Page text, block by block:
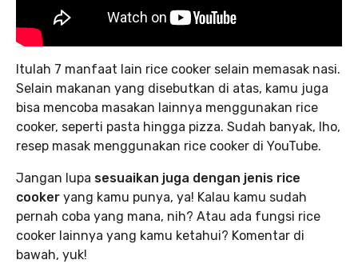
Itulah 7 manfaat lain rice cooker selain memasak nasi.
Selain makanan yang disebutkan di atas, kamu juga
bisa mencoba masakan lainnya menggunakan rice
cooker, seperti pasta hingga pizza. Sudah banyak, lho,
resep masak menggunakan rice cooker di YouTube.
Jangan lupa sesuaikan juga dengan jenis rice
cooker yang kamu punya, ya! Kalau kamu sudah
pernah coba yang mana, nih? Atau ada fungsi rice
cooker lainnya yang kamu ketahui? Komentar di
bawah, yuk!